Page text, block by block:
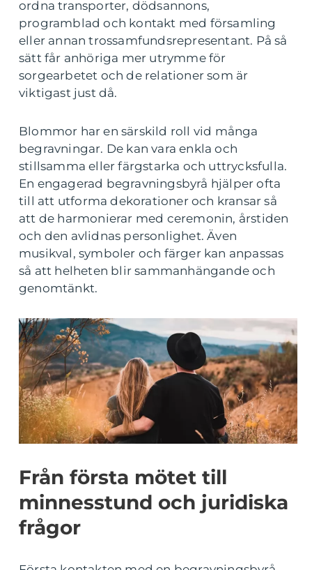
ordna transporter, dödsannons,
programblad och kontakt med församling
eller annan trossamfundsrepresentant. På så
sätt får anhöriga mer utrymme för
sorgearbetet och de relationer som är
viktigast just då.
Blommor har en särskild roll vid många
begravningar. De kan vara enkla och
stillsamma eller färgstarka och uttrycksfulla.
En engagerad begravningsbyrå hjälper ofta
till att utforma dekorationer och kransar så
att de harmonierar med ceremonin, årstiden
och den avlidnas personlighet. Även
musikval, symboler och färger kan anpassas
så att helheten blir sammanhängande och
genomtänkt.
Från första mötet till
minnesstund och juridiska
frågor